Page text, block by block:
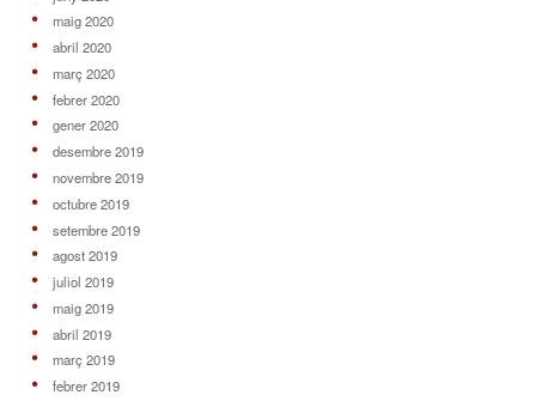
maig 2020
abril 2020
març 2020
febrer 2020
gener 2020
desembre 2019
novembre 2019
octubre 2019
setembre 2019
agost 2019
juliol 2019
maig 2019
abril 2019
març 2019
febrer 2019